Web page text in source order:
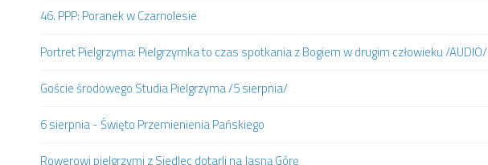
46. PPP: Poranek w Czarnolesie
Portret Pielgrzyma: Pielgrzymka to czas spotkania z Bogiem w drugim człowieku /AUDIO/
Goście środowego Studia Pielgrzyma /5 sierpnia/
6 sierpnia - Święto Przemienienia Pańskiego
Rowerowi pielgrzymi z Siedlec dotarli na Jasną Górę